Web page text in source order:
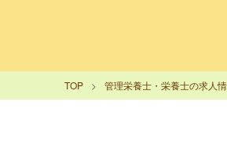
TOP 管理栄養士・栄養士の求人